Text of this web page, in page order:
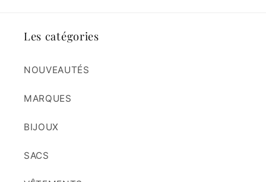
Les catégories
NOUVEAUTÉS
MARQUES
BIJOUX
SACS